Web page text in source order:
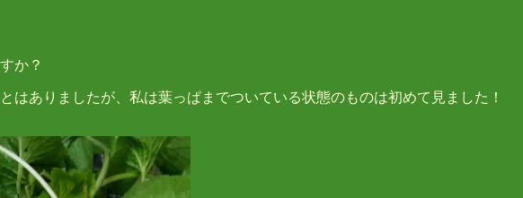
か？
はありましたが、私は葉っぱまでついている状態のものは初めて見ました！